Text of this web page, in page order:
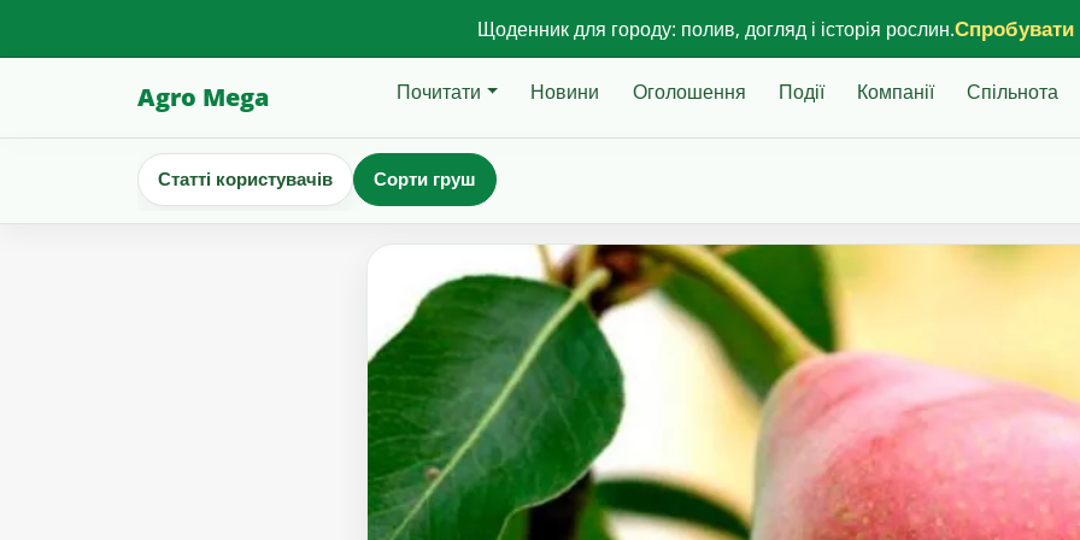
Щоденник для городу: полив, догляд і історія рослин.
Agro Mega Почитати Новини Оголошення Події Компанії Спільнота
Статті користувачів Сорти груш